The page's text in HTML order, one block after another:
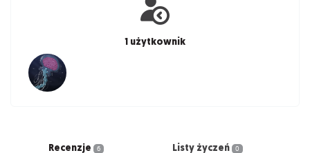
1 użytkownik
Recenzje 6 Listy życzeń 0